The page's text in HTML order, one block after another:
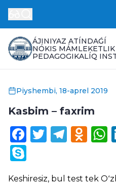
ÁJINIYAZ ATÍNDAǴÍ
NÓKIS MÁMLEKETLIK
PEDAGOGIKALÍQ
Piyshembi, 18-aprel 2019
Kasbim – faxrim
Facebook
Twitter
Keshiresiz, bul test tek